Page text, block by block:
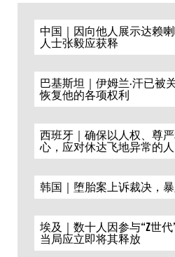
中国｜因向他人展示达赖
人士张毅应获释
巴基斯坦｜伊姆兰·汗已被
恢复他的各项权利
西班牙｜确保以人权、尊
心，应对休达飞地异常的
韩国｜堕胎案上诉裁决，
埃及｜数十人因参与“Z世代
当局应立即将其释放